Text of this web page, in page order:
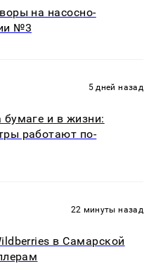
на насосно-
№3
5 дней назад
и в жизни:
работают по-
22 минуты назад
в Самарской